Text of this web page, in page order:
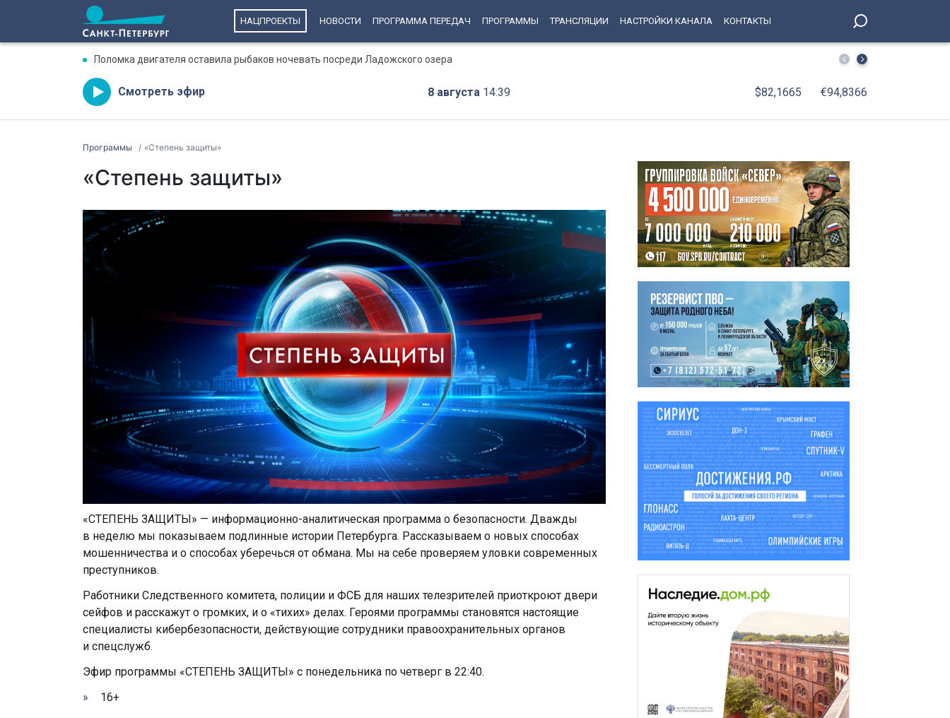
НАЦПРОЕКТЫ НОВОСТИ ПРОГРАММА ПЕРЕДАЧ ПРОГРАММЫ ТРАНСЛЯЦИИ НАСТРОЙКИ КАНАЛА КОНТАКТЫ
Поломка двигателя оставила рыбаков ночевать посреди Ладожского озера «Рупор 30-х»: Государственный музей «XX век»
Смотреть эфир 8 августа 14:39 $82,1665 €94,8366
Программы «Степень защиты»
«Степень защиты»
«СТЕПЕНЬ ЗАЩИТЫ» — информационно-аналитическая программа о безопасности. Дважды
в неделю мы показываем подлинные истории Петербурга. Рассказываем о новых способах
мошенничества и о способах уберечься от обмана. Мы на себе проверяем уловки современных
преступников.
Работники Следственного комитета, полиции и ФСБ для наших телезрителей приоткроют двери
сейфов и расскажут о громких, и о «тихих» делах. Героями программы становятся настоящие
специалисты кибербезопасности, действующие сотрудники правоохранительных органов
и спецслужб.
Эфир программы «СТЕПЕНЬ ЗАЩИТЫ» с понедельника по четверг в 22:40.
16+